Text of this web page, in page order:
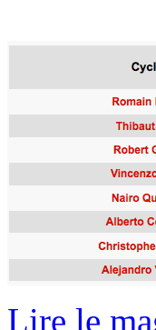
Lire le